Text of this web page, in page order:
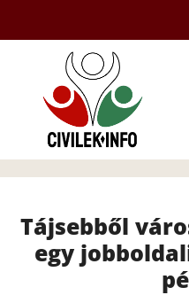
tartalomba
Tájsebből
egy